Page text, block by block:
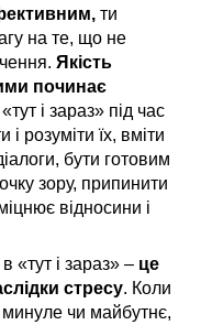
ти
на те, що не
Якість
починає
і зараз» під час
розуміти їх, вміти
бути готовим
зору, припинити
відносини і
«тут і зараз» – це
стресу. Коли
чи майбутнє,